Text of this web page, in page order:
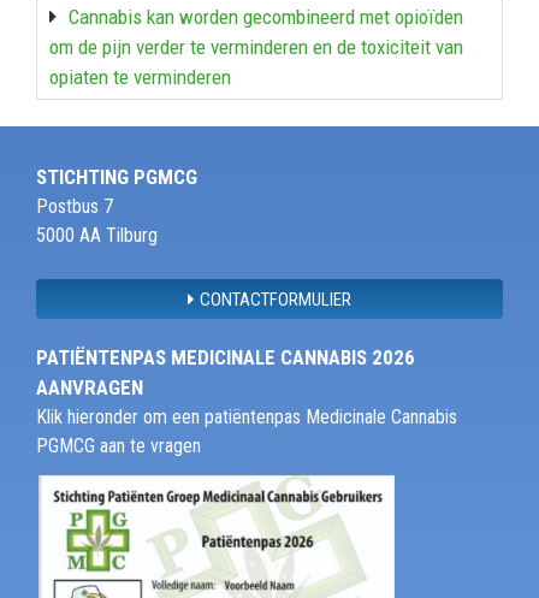
Cannabis kan worden gecombineerd met opioïden
om de pijn verder te verminderen en de toxiciteit van
opiaten te verminderen
STICHTING PGMCG
Postbus 7
5000 AA Tilburg
CONTACTFORMULIER
PATIËNTENPAS MEDICINALE CANNABIS 2026
AANVRAGEN
Klik hieronder om een patiëntenpas Medicinale Cannabis
PGMCG aan te vragen